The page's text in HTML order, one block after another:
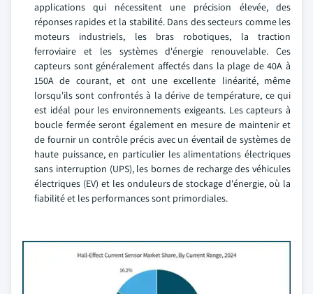
applications qui nécessitent une précision élevée, des
réponses rapides et la stabilité. Dans des secteurs comme les
moteurs industriels, les bras robotiques, la traction
ferroviaire et les systèmes d'énergie renouvelable. Ces
capteurs sont généralement affectés dans la plage de 40A à
150A de courant, et ont une excellente linéarité, même
lorsqu'ils sont confrontés à la dérive de température, ce qui
est idéal pour les environnements exigeants. Les capteurs à
boucle fermée seront également en mesure de maintenir et
de fournir un contrôle précis avec un éventail de systèmes de
haute puissance, en particulier les alimentations électriques
sans interruption (UPS), les bornes de recharge des véhicules
électriques (EV) et les onduleurs de stockage d'énergie, où la
fiabilité et les performances sont primordiales.